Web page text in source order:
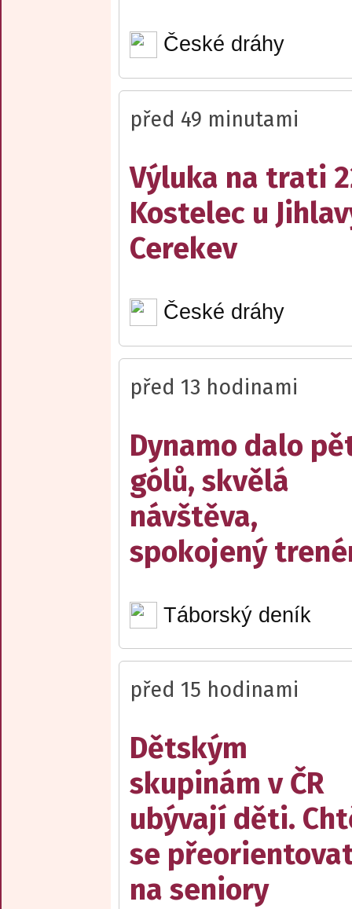
České dráhy
před 49 minutami
Výluka na trati
Kostelec u
Cerekev
České dráhy
před 13 hodinami
Dynamo dalo
gólů, skvělá
návštěva,
spokojený
Táborský deník
před 15 hodinami
Dětským
skupinám v ČR
ubývají děti.
se
na seniory